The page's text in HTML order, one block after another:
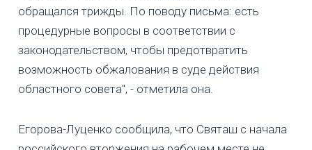
обращался трижды. По поводу письма: есть
процедурные вопросы в соответствии с
законодательством, чтобы предотвратить
возможность обжалования в суде действия
областного совета", - отметила она.
Егорова-Луценко сообщила, что Святаш с начала